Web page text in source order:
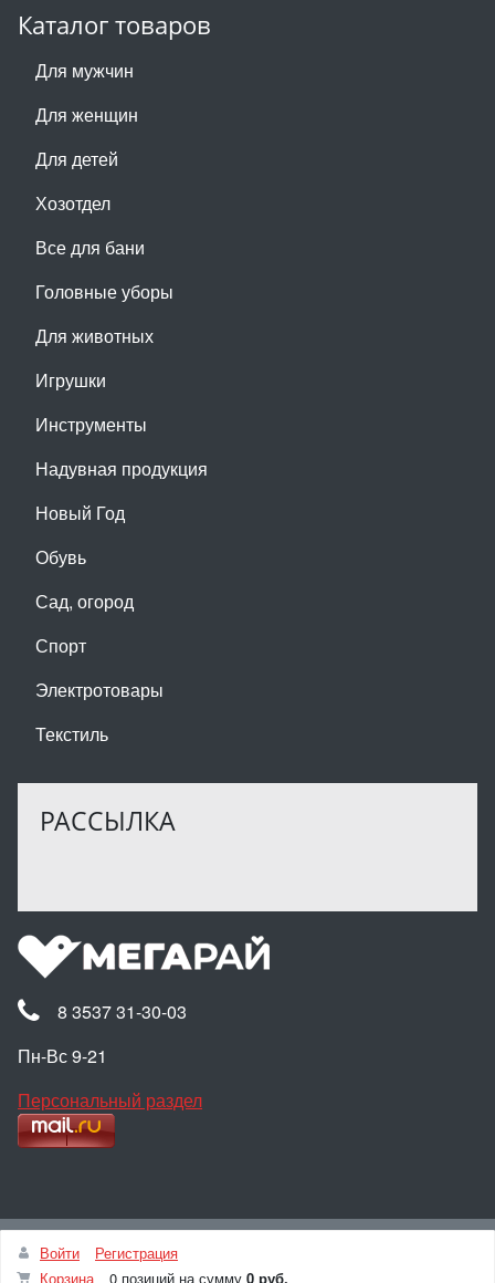
Каталог товаров
Для мужчин
Для женщин
Для детей
Хозотдел
Все для бани
Головные уборы
Для животных
Игрушки
Инструменты
Надувная продукция
Новый Год
Обувь
Сад, огород
Спорт
Электротовары
Текстиль
РАССЫЛКА
8 3537 31-30-03
Пн-Вс 9-21
Персональный раздел
© Интернет-магазин МЕГАРАЙ, 2025
Войти
Регистрация
Корзина
0 позиций на сумму 0 руб.